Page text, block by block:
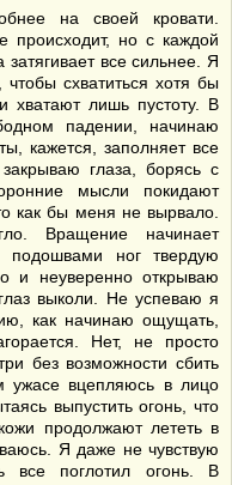
на своей кровати.
происходит, но с каждой
все сильнее. Я
чтобы схватиться хотя бы
хватают лишь пустоту. В
падении, начинаю
кажется, заполняет все
глаза, борясь с
мысли покидают
как бы меня не вырвало.
Вращение начинает
ног твердую
и неуверенно открываю
выколи. Не успеваю я
как начинаю ощущать,
Нет, не просто
без возможности сбить
вцепляюсь в лицо
выпустить огонь, что
продолжают лететь в
Я даже не чувствую
все поглотил огонь. В